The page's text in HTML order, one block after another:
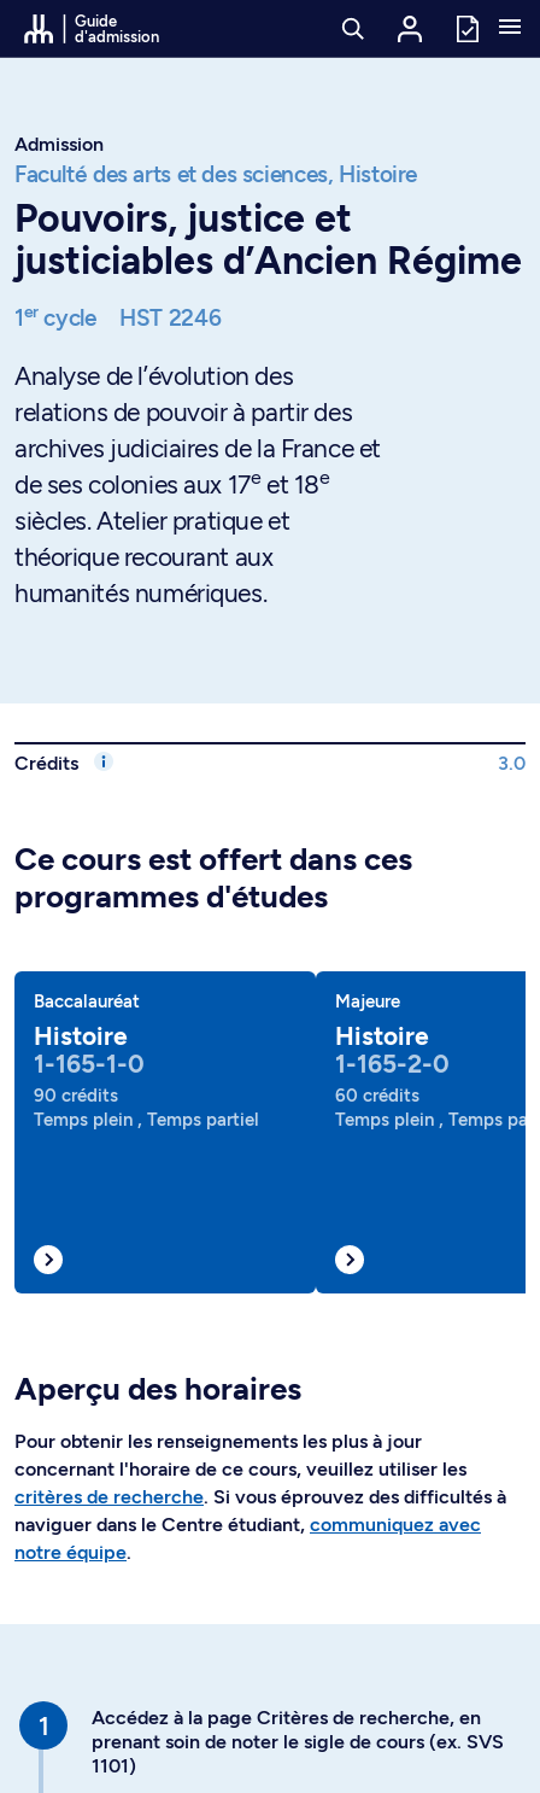
Passer au contenu
Guide
d'admission
Admission
Faculté des arts et des sciences, Histoire
Pouvoirs, justice et
justiciables d’Ancien Régime
1ercycle HST 2246
Analyse de l’évolution des
relations de pouvoir à partir des
archives judiciaires de la France et
de ses colonies aux 17eet 18e
siècles. Atelier pratique et
théorique recourant aux
humanités numériques.
Crédits 3.0
Ce cours est offert dans ces
programmes d'études
Baccalauréat
Histoire
1-165-1-0
90 crédits
Temps plein , Temps partiel
Majeure
Histoire
1-165-2-0
60 crédits
Temps plein , Temps
Aperçu des horaires
Pour obtenir les renseignements les plus à jour
concernant l'horaire de ce cours, veuillez utiliser les
critères de recherche. Si vous éprouvez des difficultés à
naviguer dans le Centre étudiant, communiquez avec
notre équipe.
Accédez à la page Critères de recherche, en
prenant soin de noter le sigle de cours (ex. SVS
1101)